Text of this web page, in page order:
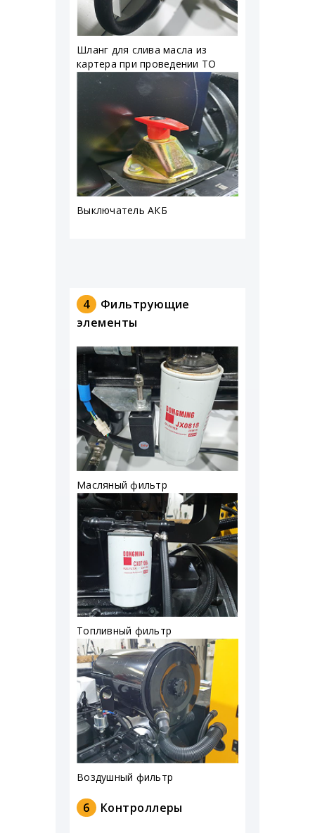
Шланг для слива масла из
картера при проведении ТО
Выключатель АКБ
4
Фильтрующие
элементы
Масляный фильтр
Топливный фильтр
Воздушный фильтр
6 Контроллеры